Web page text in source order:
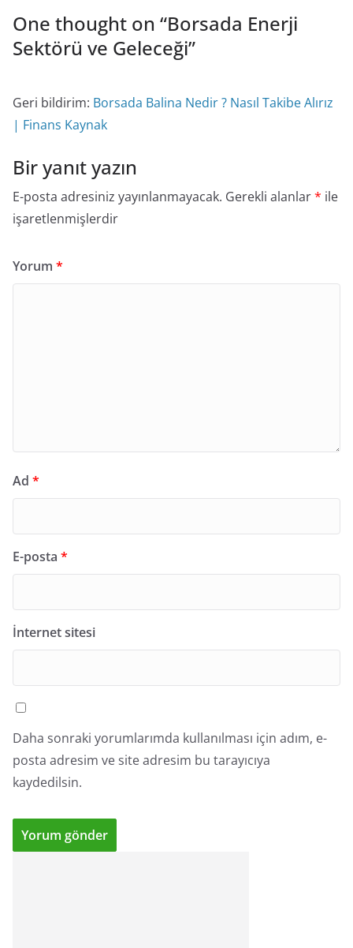
One thought on “Borsada Enerji
Sektörü ve Geleceği”
Geri bildirim: Borsada Balina Nedir ? Nasıl Takibe Alırız
| Finans Kaynak
Bir yanıt yazın
E-posta adresiniz yayınlanmayacak. Gerekli alanlar* ile
işaretlenmişlerdir
Yorum *
Ad *
E-posta *
İnternet sitesi
Daha sonraki yorumlarımda kullanılması için adım, e-
posta adresim ve site adresim bu tarayıcıya
kaydedilsin.